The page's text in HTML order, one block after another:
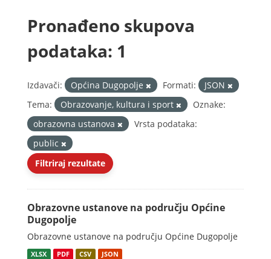
Pronađeno skupova
podataka: 1
Izdavači: Općina Dugopolje Formati:
JSON
Tema:
Obrazovanje, kultura i sport
Oznake:
obrazovna ustanova
Vrsta podataka:
public
Filtriraj rezultate
Obrazovne ustanove na području Općine
Dugopolje
Obrazovne ustanove na području Općine Dugopolje
XLSX PDF CSV JSON